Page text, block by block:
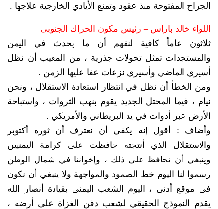
الجراح المفتوحة منذ عقود وتمنع الأيادي الخارجية علاجها .
اللواء خالد باراس – رئيس مكون الحراك الجنوبي
ثلاثون عاماً كافية لنفهم أن ما يحدث في اليمن
والمستجدات تمثل تحولات جذرية ، من المعيب أن نظل
أسيري الماضي وأسيري نزعات عفا عليها الزمن .
ومن الخطأ أن نظل في انتظار استعادة الاستقلال ، ونحن
نيام ، فيما المحتل الجديد يقوم بنهب الثروات ، واستباحة
الأرض عبر أدوات في يد البريطاني والأمريكي .
وأضاف : أقول إنه يكفي أن نعترف أن ثورة أكتوبر
والاستقلال الذي أنتجته حافظت على كرامة اليمنيين
وينبغي أن نحافظ على ذلك ، وإخواننا في شمال الوطن
رسموا لنا اليوم خط الصمود والمواجهة ولا ينبغي أن نكون
في موقع أدنى ، اليوم الشعب اليمني بقيادة أنصار الله
يقدم النموذج الحقيقي لشعب دفن الغزاة على أرضه ،